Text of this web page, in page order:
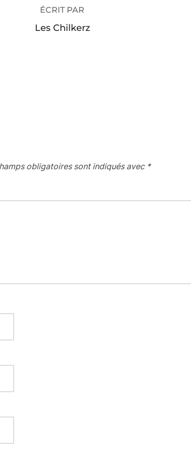
ÉCRIT PAR
Les Chilkerz
obligatoires sont indiqués avec *